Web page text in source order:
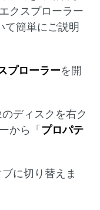
クスプローラー
て簡単にご説明
プローラーを開
ディスクを右ク
から「 プロパテ
に切り替えま